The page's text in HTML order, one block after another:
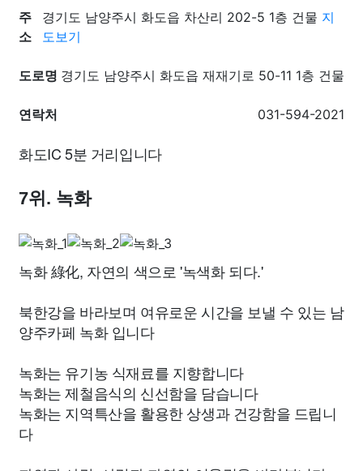
주
소
경기도 남양주시 화도읍 차산리 202-5 1층 건물 지
도보기
도로명 경기도 남양주시 화도읍 재재기로 50-11 1층 건물
연락처 031-594-2021
화도IC 5분 거리입니다
7위. 녹화
녹화 綠化, 자연의 색으로 '녹색화 되다.'
북한강을 바라보며 여유로운 시간을 보낼 수 있는 남
양주카페 녹화 입니다
녹화는 유기농 식재료를 지향합니다
녹화는 제철음식의 신선함을 담습니다
녹화는 지역특산을 활용한 상생과 건강함을 드립니
다